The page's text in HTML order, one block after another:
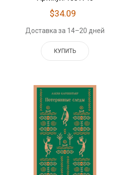
$34.09
Доставка за 14–20 дней
КУПИТЬ